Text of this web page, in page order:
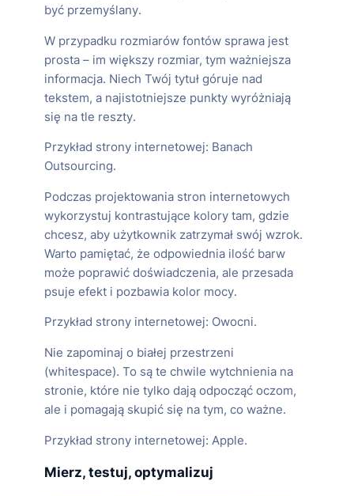
być przemyślany.
W przypadku rozmiarów fontów sprawa jest
prosta – im większy rozmiar, tym ważniejsza
informacja. Niech Twój tytuł góruje nad
tekstem, a najistotniejsze punkty wyróżniają
się na tle reszty.
Przykład strony internetowej: Banach
Outsourcing.
Podczas projektowania stron internetowych
wykorzystuj kontrastujące kolory tam, gdzie
chcesz, aby użytkownik zatrzymał swój wzrok.
Warto pamiętać, że odpowiednia ilość barw
może poprawić doświadczenia, ale przesada
psuje efekt i pozbawia kolor mocy.
Przykład strony internetowej: Owocni.
Nie zapominaj o białej przestrzeni
(whitespace). To są te chwile wytchnienia na
stronie, które nie tylko dają odpocząć oczom,
ale i pomagają skupić się na tym, co ważne.
Przykład strony internetowej: Apple.
Mierz, testuj, optymalizuj